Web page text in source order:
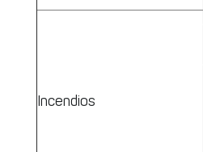
Incendios